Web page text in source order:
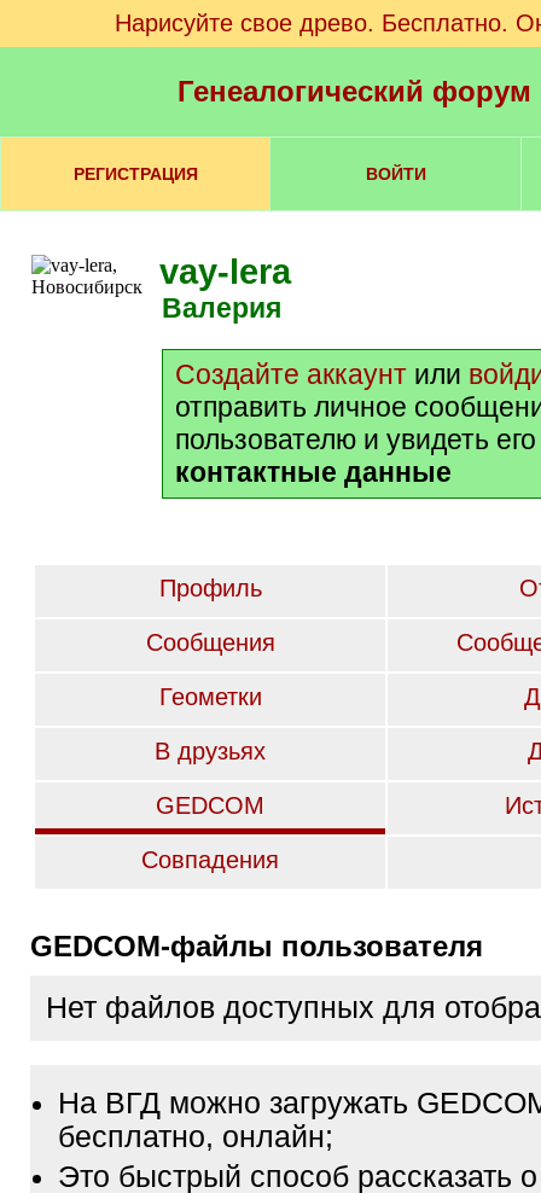
Нарисуйте свое древо. Бесплатно.
Генеалогический
РЕГИСТРАЦИЯ ВОЙТИ
vay-lera
Валерия
Создайте аккаунт или
отправить личное
пользователю и увидеть
контактные данные
Профиль
Сообщения
Геометки
В друзьях
GEDCOM
Совпадения
GEDCOM-файлы пользователя
Нет файлов доступных для
На ВГД можно загружать
бесплатно, онлайн;
Это быстрый способ рассказать